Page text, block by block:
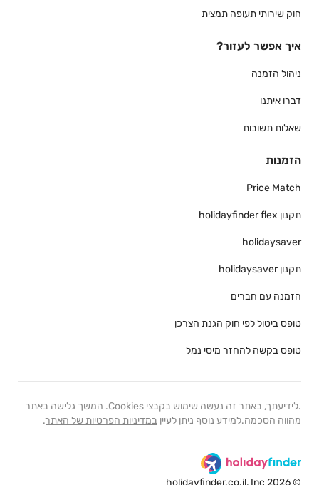
חוק שירותי תעופה תמצית
איך אפשר לעזור?
ניהול הזמנה
דברו איתנו
שאלות תשובות
הזמנות
Price Match
תקנון holidayfinder flex
holidaysaver
תקנון holidaysaver
הזמנה עם חברים
טופס ביטול לפי חוק הגנת הצרכן
טופס בקשה להחזר מיסי נמל
.לידיעתך, באתר זה נעשה שימוש בקבצי Cookies. המשך גלישה באתר
מהווה הסכמה.למידע נוסף ניתן לעיין במדיניות הפרטיות של האתר.